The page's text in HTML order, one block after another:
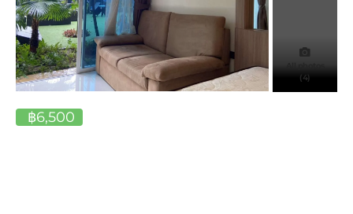
(4)
฿6,500